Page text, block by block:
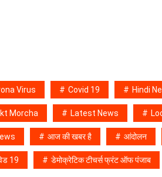
Virus Covid 19 Hindi
Morcha Latest News
आज की खबर है आंदोलन
19 डेमोक्रेटिक टीचर्स फ्रंट ऑफ पंजाब